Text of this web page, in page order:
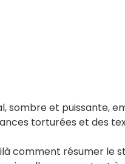
sombre et puissante,
torturées et des
comment résumer le